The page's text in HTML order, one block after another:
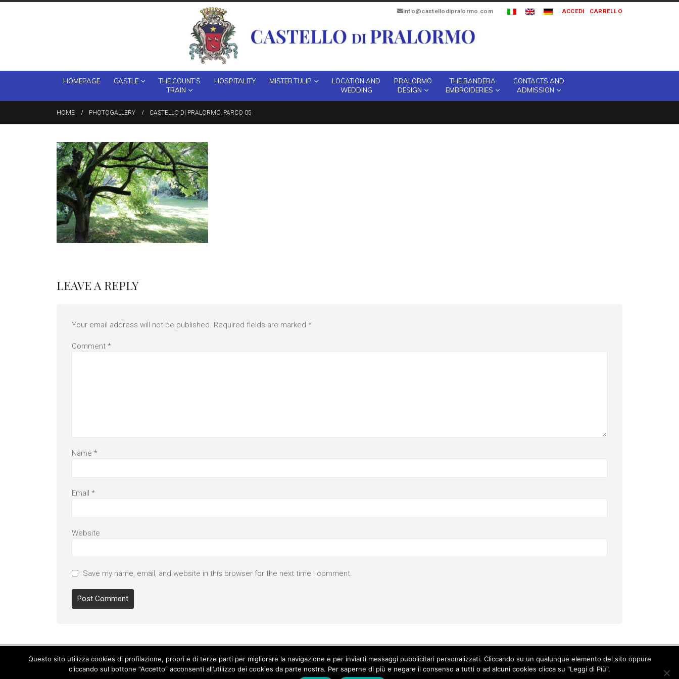
info@castellodipralormo.com ACCEDI CARRELLO
HOMEPAGE CASTLE
THE COUNT’S
TRAIN
HOSPITALITY MISTER TULIP
LOCATION AND
WEDDING
PRALORMO
DESIGN
THE BANDERA
EMBROIDERIES
CONTACTS AND
ADMISSION
HOME PHOTOGALLERY CASTELLO DI PRALORMO_PARCO 05
LEAVE A REPLY
Your email address will not be published. Required fields are marked *
Comment *
Name *
Email *
Website
Save my name, email, and website in this browser for the next time I comment.
Cookie Policy-Privacy Policy
Questo sito utilizza cookies di profilazione, propri e di terze parti per migliorare la navigazione e per inviarti messaggi pubblicitari personalizzati. Cliccando su un qualunque elemento del sito oppure
cliccando sul bottone “Accetto” acconsenti all’utilizzo dei cookies da parte nostra. Per saperne di più e negare il consenso a tutti o ad alcuni cookies clicca su "Leggi di Più".